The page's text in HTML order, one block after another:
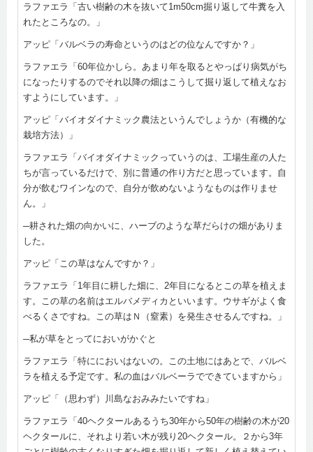
ラファエラ「古い樹齢の木を抜いて1m50cm掘り返して牛糞を入
れたところなの。」
アッピ「バルベラの寿命というのはどの位なんですか？」
ラファエラ「60年位かしら。あまり年を取るとやっぱり病気がち
になったりするのでそれ以降の畑はこうして掘り返して植えなお
すようにしています。」
アッピ「バイオダイナミック農法というんでしょうか（有機的な
栽培方法）」
ラファエラ「バイオダイナミックっていうのは、工場生産の人た
ちが言っているだけで、別に普通の作り方だと思っています。自
分が飲むワインなので、自分が飲めないようなものは作りませ
ん。」
─耕された畑の向かいに、ハーブのような草だらけの畑がありま
した。
アッピ「この草はなんですか？」
ラファエラ「1年目に耕した畑に、2年目になるとこの草を植えま
す。この草の名前はエルバメディカといいます。ウサギがよく食
べるくさですね。この草はＮ（窒素）を発生させるんですね。」
─私が草をとってにおいがかぐと
ラファエラ「特ににおいはないの。この土地にはあとで、バルベ
ラを植える予定です。私の血はバルベーラでできていますから」
アッピ「（思わず）川島なおみみたいですね」
ラファエラ「40ヘクタールあるうち30年から50年の樹齢の木が20
ヘクタールに、それより若い木が残り20ヘクタール。２から3年